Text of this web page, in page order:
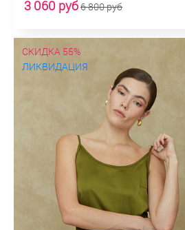
3 060 руб6 800 руб
СКИДКА 55%
ЛИКВИДАЦИЯ